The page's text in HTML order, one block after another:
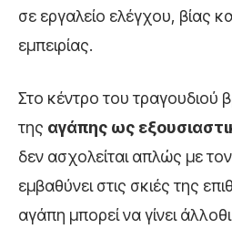
σε εργαλείο ελέγχου, βίας
εμπειρίας.
Στο κέντρο του τραγουδιού
της αγάπης ως
δεν ασχολείται απλώς με
εμβαθύνει στις σκιές της
αγάπη μπορεί να γίνει